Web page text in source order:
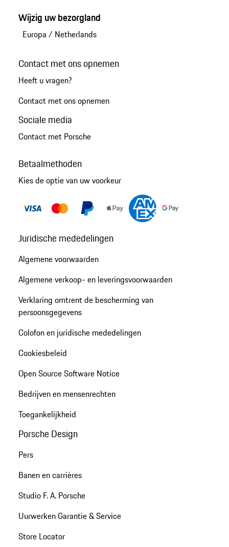
Wijzig uw bezorgland
Europa / Netherlands
Contact met ons opnemen
Heeft u vragen?
Contact met ons opnemen
Sociale media
Contact met Porsche
Betaalmethoden
Kies de optie van uw voorkeur
Juridische mededelingen
Algemene voorwaarden
Algemene verkoop- en leveringsvoorwaarden
Verklaring omtrent de bescherming van
persoonsgegevens
Colofon en juridische mededelingen
Cookiesbeleid
Open Source Software Notice
Bedrijven en mensenrechten
Toegankelijkheid
Porsche Design
Pers
Banen en carrières
Studio F. A. Porsche
Uurwerken Garantie & Service
Store Locator